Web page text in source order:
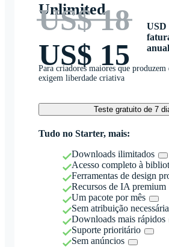
Unlimited
US$ 18
US$ 15
USD
Para criadores maiores que produzem
exigem liberdade criativa
Teste gratuito de 7
Tudo no Starter, mais:
Downloads ilimitados
Acesso completo à
Ferramentas de design
Recursos de IA premium
Um pacote por mês
Sem atribuição necessária
Downloads mais rápidos
Suporte prioritário
Sem anúncios